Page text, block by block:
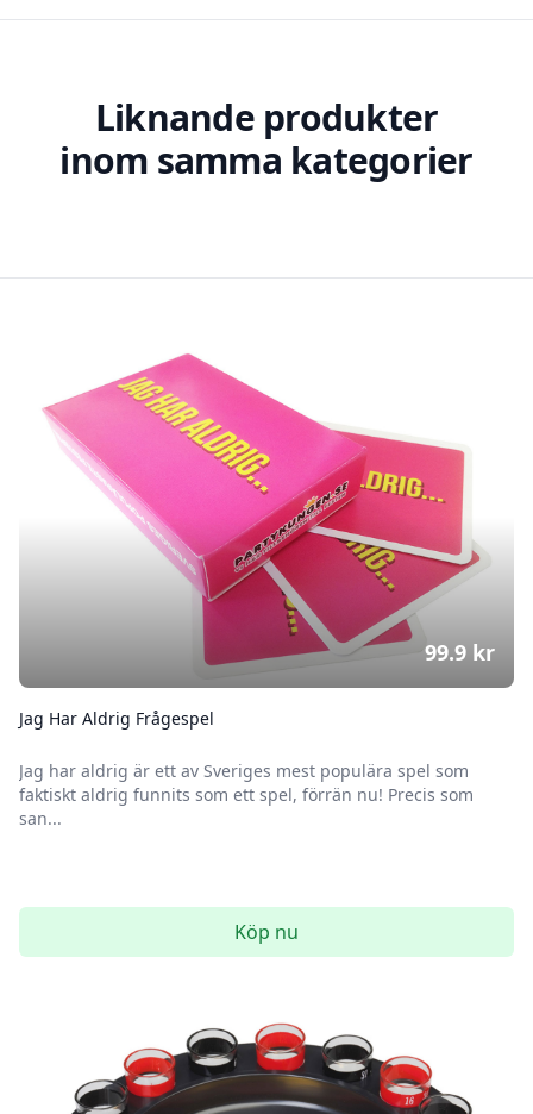
Liknande produkter
inom samma kategorier
Jag Har Aldrig Frågespel
Jag har aldrig är ett av Sveriges mest populära spel som
faktiskt aldrig funnits som ett spel, förrän nu! Precis som
san...
99.9 kr
Köp nu